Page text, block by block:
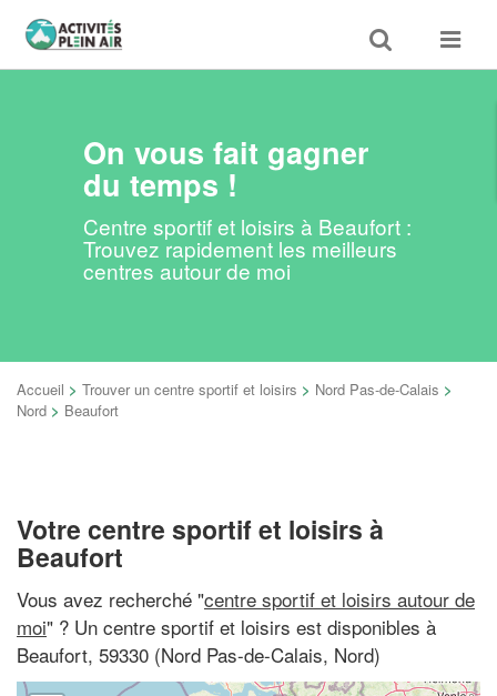
Toggle
search
Toggle
On vous fait gagner
du temps !
Centre sportif et loisirs à Beaufort :
Trouvez rapidement les meilleurs
centres autour de moi
Accueil > Trouver un centre sportif et loisirs > Nord Pas-de-Calais >
Nord > Beaufort
Votre centre sportif et loisirs à
Beaufort
Vous avez recherché "centre sportif et loisirs autour de
moi" ? Un centre sportif et loisirs est disponibles à
Beaufort, 59330 (Nord Pas-de-Calais, Nord)